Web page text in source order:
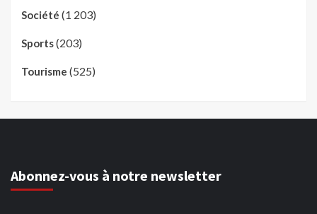
Société (1 203)
Sports(203)
Tourisme (525)
Abonnez-vous à notre newsletter